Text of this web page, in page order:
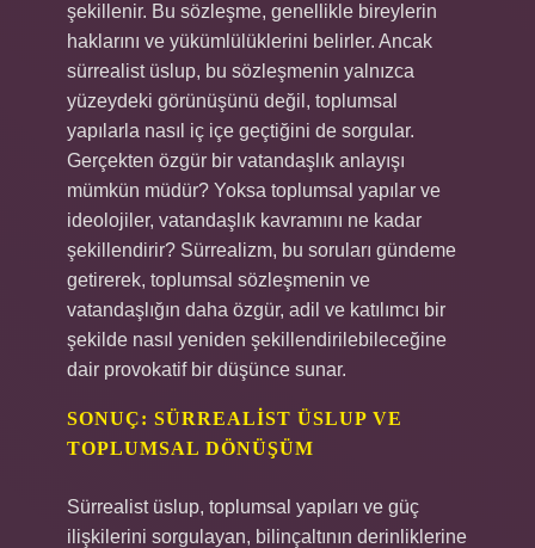
şekillenir. Bu sözleşme, genellikle bireylerin
haklarını ve yükümlülüklerini belirler. Ancak
sürrealist üslup, bu sözleşmenin yalnızca
yüzeydeki görünüşünü değil, toplumsal
yapılarla nasıl iç içe geçtiğini de sorgular.
Gerçekten özgür bir vatandaşlık anlayışı
mümkün müdür? Yoksa toplumsal yapılar ve
ideolojiler, vatandaşlık kavramını ne kadar
şekillendirir? Sürrealizm, bu soruları gündeme
getirerek, toplumsal sözleşmenin ve
vatandaşlığın daha özgür, adil ve katılımcı bir
şekilde nasıl yeniden şekillendirilebileceğine
dair provokatif bir düşünce sunar.
SONUÇ: SÜRREALIST ÜSLUP VE
TOPLUMSAL DÖNÜŞÜM
Sürrealist üslup, toplumsal yapıları ve güç
ilişkilerini sorgulayan, bilinçaltının derinliklerine